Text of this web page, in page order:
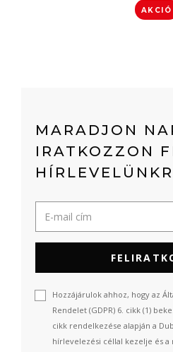
AKCIÓ
MARADJON
IRATKOZZON
Hozzájárulok ahhoz, hogy az
Rendelet (GDPR) 6. cikk (1)
cikk rendelkezése alapján a
hírlevelezési céllal kezelje és a